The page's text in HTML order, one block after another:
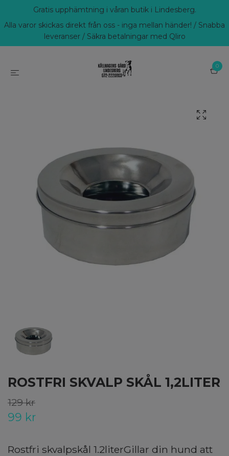
Gratis upphämtning i våran butik i Lindesberg.
Alla varor skickas direkt från oss - inga mellan händer! / Snabba
leveranser / Säkra betalningar med Qliro
0
ROSTFRI SKVALP SKÅL 1,2LITER
129 kr
99 kr
Rostfri skvalpskål 1.2literGillar din hund att